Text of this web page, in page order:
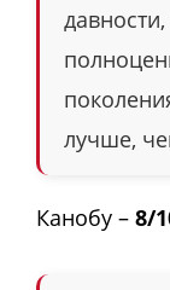
лучше,
Канобу – 8/